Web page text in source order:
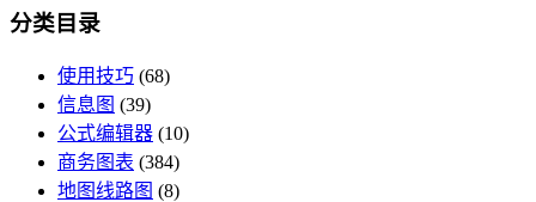
分类目录
使用技巧 (68)
信息图 (39)
公式编辑器 (10)
商务图表 (384)
地图线路图 (8)